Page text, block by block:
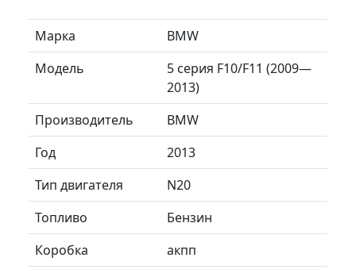
Марка
BMW
Модель
5 серия F10/F11 (2009—
2013)
Производитель
BMW
Год
2013
Тип двигателя
N20
Топливо
Бензин
Коробка
акпп